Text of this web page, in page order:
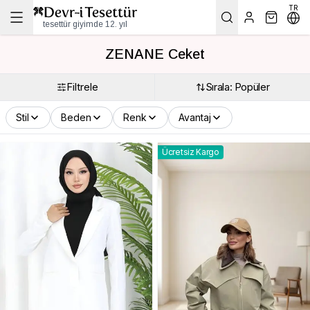
tesettür giyimde 12. yıl
TR
ZENANE Ceket
Filtrele Sırala: Popüler
Stil Beden Renk Avantaj
Ücretsiz Kargo